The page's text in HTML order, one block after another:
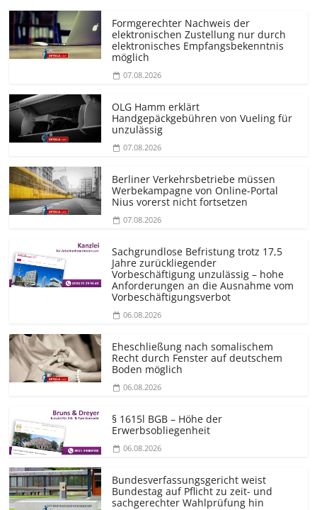
Formgerechter Nachweis der
elektronischen Zustellung nur durch
elektronisches Empfangsbekenntnis
möglich
07.08.2026
OLG Hamm erklärt
Handgepäckgebühren von Vueling für
unzulässig
07.08.2026
Berliner Verkehrsbetriebe müssen
Werbekampagne von Online-Portal
Nius vorerst nicht fortsetzen
07.08.2026
Sachgrundlose Befristung trotz 17,5
Jahre zurückliegender
Vorbeschäftigung unzulässig – hohe
Anforderungen an die Ausnahme vom
Vorbeschäf­tigungsverbot
06.08.2026
Eheschließung nach somalischem
Recht durch Fenster auf deutschem
Boden möglich
06.08.2026
§ 1615l BGB – Höhe der
Erwerbsobliegenheit
06.08.2026
Bundesver­fassungsgericht weist
Bundestag auf Pflicht zu zeit- und
sachgerechter Wahlprüfung hin